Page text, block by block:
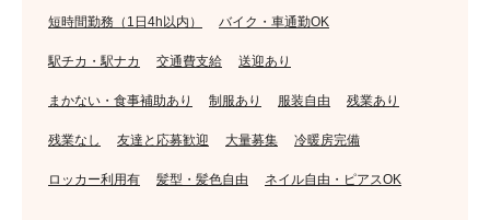
短時間勤務（1日4h以内） バイク・車通勤OK
駅チカ・駅ナカ 交通費支給 送迎あり
まかない・食事補助あり 制服あり 服装自由 残業あり
残業なし 友達と応募歓迎 大量募集 冷暖房完備
ロッカー利用有 髪型・髪色自由 ネイル自由・ピアスOK